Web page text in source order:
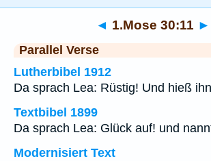
◄ 1.Mose 30:11 ►
Parallel Verse
Lutherbibel 1912
Da sprach Lea: Rüstig! Und hieß
Textbibel 1899
Da sprach Lea: Glück auf! und
Modernisiert Text